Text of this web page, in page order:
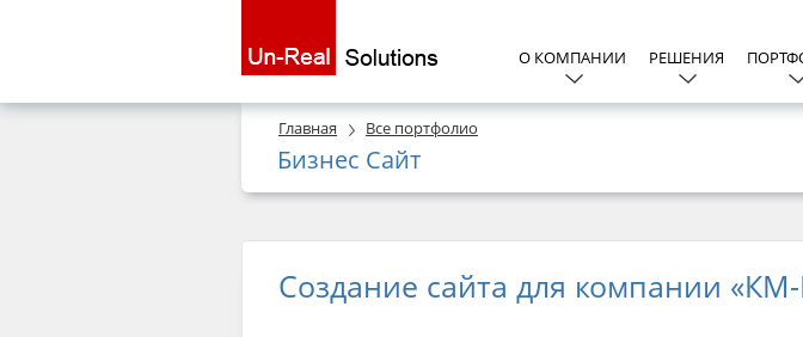
О КОМПАНИИ РЕШЕНИЯ
Главная Все портфолио
Бизнес Сайт
Создание сайта для компании